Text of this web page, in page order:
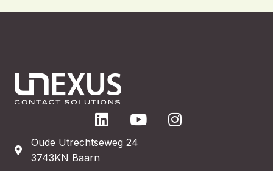
Oude Utrechtseweg 24
3743KN Baarn